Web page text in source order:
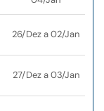
26/Dez a 02/Jan
27/Dez a 03/Jan